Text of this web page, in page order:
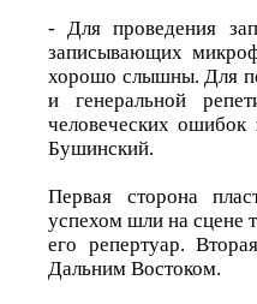
- Для проведения
записывающих
хорошо слышны. Для
и генеральной
человеческих
Бушинский.
Первая сторона
успехом шли на сцене
его репертуар.
Дальним Востоком.